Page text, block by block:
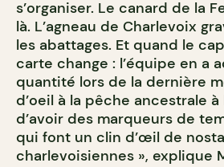
s’organiser. Le canard de la
là. L’agneau de Charlevoix
les abattages. Et quand le
carte change : l’équipe en a
quantité lors de la dernière
d’oeil à la pêche ancestrale à
d’avoir des marqueurs de
qui font un clin d’œil de
charlevoisiennes », explique